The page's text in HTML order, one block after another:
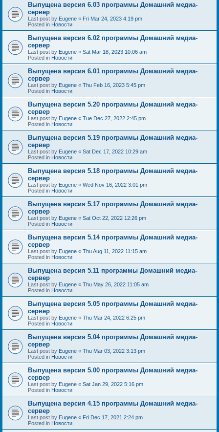
Выпущена версия 6.03 программы Домашний медиа-
сервер
Last post by Eugene « Fri Mar 24, 2023 4:19 pm
Posted in Новости
Выпущена версия 6.02 программы Домашний медиа-
сервер
Last post by Eugene « Sat Mar 18, 2023 10:06 am
Posted in Новости
Выпущена версия 6.01 программы Домашний медиа-
сервер
Last post by Eugene « Thu Feb 16, 2023 5:45 pm
Posted in Новости
Выпущена версия 5.20 программы Домашний медиа-
сервер
Last post by Eugene « Tue Dec 27, 2022 2:45 pm
Posted in Новости
Выпущена версия 5.19 программы Домашний медиа-
сервер
Last post by Eugene « Sat Dec 17, 2022 10:29 am
Posted in Новости
Выпущена версия 5.18 программы Домашний медиа-
сервер
Last post by Eugene « Wed Nov 16, 2022 3:01 pm
Posted in Новости
Выпущена версия 5.17 программы Домашний медиа-
сервер
Last post by Eugene « Sat Oct 22, 2022 12:26 pm
Posted in Новости
Выпущена версия 5.14 программы Домашний медиа-
сервер
Last post by Eugene « Thu Aug 11, 2022 11:15 am
Posted in Новости
Выпущена версия 5.11 программы Домашний медиа-
сервер
Last post by Eugene « Thu May 26, 2022 11:05 am
Posted in Новости
Выпущена версия 5.05 программы Домашний медиа-
сервер
Last post by Eugene « Thu Mar 24, 2022 6:25 pm
Posted in Новости
Выпущена версия 5.04 программы Домашний медиа-
сервер
Last post by Eugene « Thu Mar 03, 2022 3:13 pm
Posted in Новости
Выпущена версия 5.00 программы Домашний медиа-
сервер
Last post by Eugene « Sat Jan 29, 2022 5:16 pm
Posted in Новости
Выпущена версия 4.15 программы Домашний медиа-
сервер
Last post by Eugene « Fri Dec 17, 2021 2:24 pm
Posted in Новости